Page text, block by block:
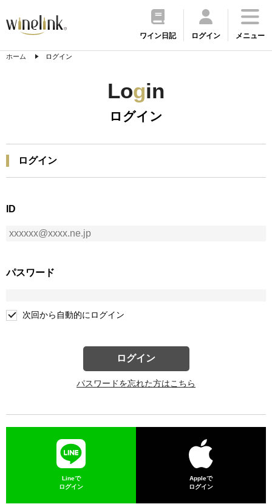
ワイン日記 ログイン メニュー
ホーム ログイン
Login
ログイン
ログイン
ID
パスワード
次回から自動的にログイン
ログイン
パスワードを忘れた方はこちら
Lineで
ログイン
Appleで
ログイン